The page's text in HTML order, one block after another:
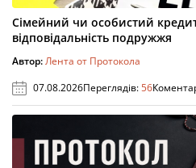
Сімейний чи особистий
відповідальність подружжя
Автор:Лента от Протокола
07.08.2026Переглядів:56